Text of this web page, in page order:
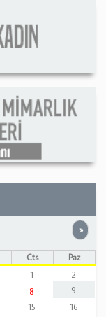
»
Cts
Paz
1
2
8
9
15
16